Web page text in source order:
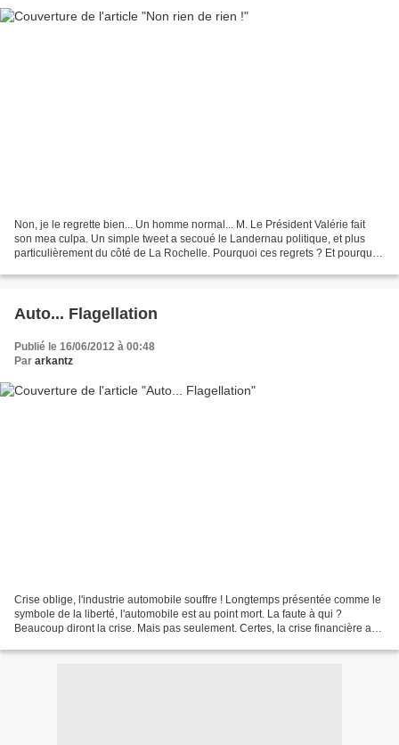
Non, je le regrette bien... Un homme normal... M. Le Président Valérie fait
son mea culpa. Un simple tweet a secoué le Landernau politique, et plus
particulièrement du côté de La Rochelle. Pourquoi ces regrets ? Et pourquoi
Auto... Flagellation
Publié le 16/06/2012 à 00:48
Par arkantz
Crise oblige, l'industrie automobile souffre ! Longtemps présentée comme le
symbole de la liberté, l'automobile est au point mort. La faute à qui ?
Beaucoup diront la crise. Mais pas seulement. Certes, la crise financière a